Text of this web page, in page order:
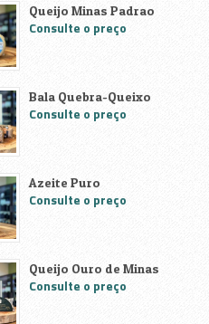
Padaria, confeitaria e rotisserie
Pratos prontos e congelados
Sem glutem
Queijo Minas Padrao
Consulte o preço
Bala Quebra-Queixo
Consulte o preço
Azeite Puro
Consulte o preço
Queijo Ouro de Minas
Consulte o preço